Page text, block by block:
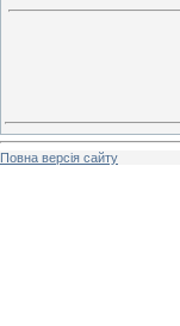
Повна версія сайту